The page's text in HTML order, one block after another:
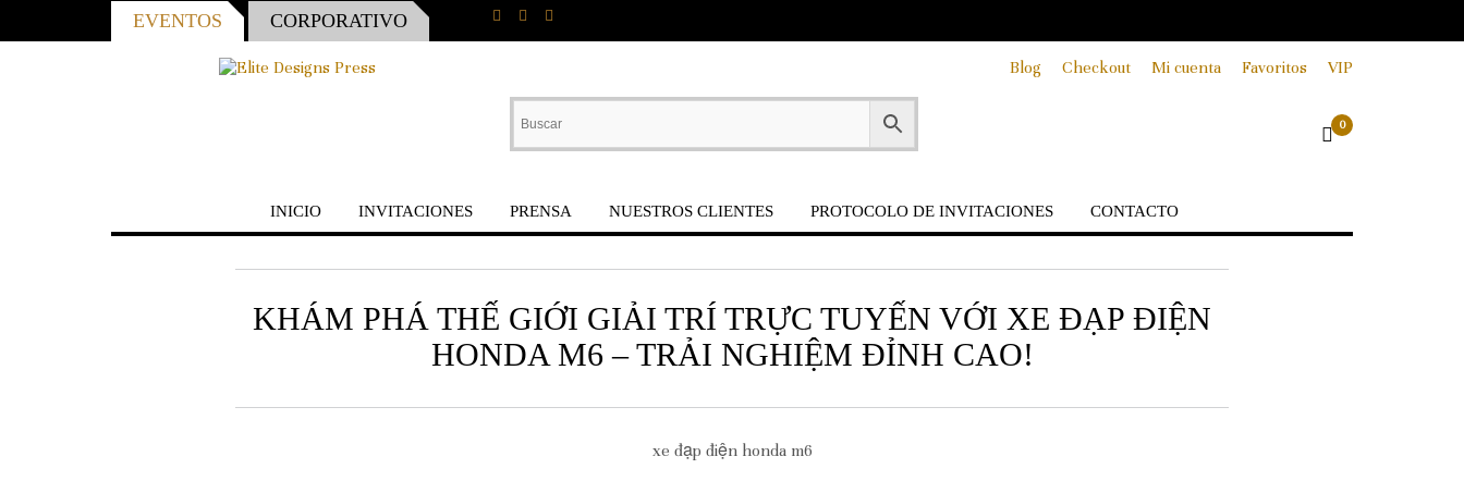
EVENTOS CORPORATIVO
Blog Checkout Mi cuenta Favoritos VIP
0
INICIO INVITACIONES PRENSA NUESTROS CLIENTES PROTOCOLO DE INVITACIONES CONTACTO
KHÁM PHÁ THẾ GIỚI GIẢI TRÍ TRỰC TUYẾN VỚI XE ĐẠP ĐIỆN
HONDA M6 – TRẢI NGHIỆM ĐỈNH CAO!
xe đạp điện honda m6